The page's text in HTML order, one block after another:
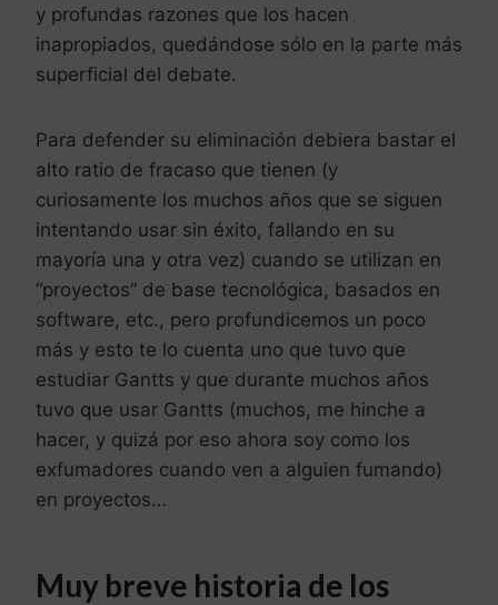
y profundas razones que los hacen
inapropiados, quedándose sólo en la parte más
superficial del debate.
Para defender su eliminación debiera bastar el
alto ratio de fracaso que tienen (y
curiosamente los muchos años que se siguen
intentando usar sin éxito, fallando en su
mayoría una y otra vez) cuando se utilizan en
“proyectos” de base tecnológica, basados en
software, etc., pero profundicemos un poco
más y esto te lo cuenta uno que tuvo que
estudiar Gantts y que durante muchos años
tuvo que usar Gantts (muchos, me hinche a
hacer, y quizá por eso ahora soy como los
exfumadores cuando ven a alguien fumando)
en proyectos…
Muy breve historia de los